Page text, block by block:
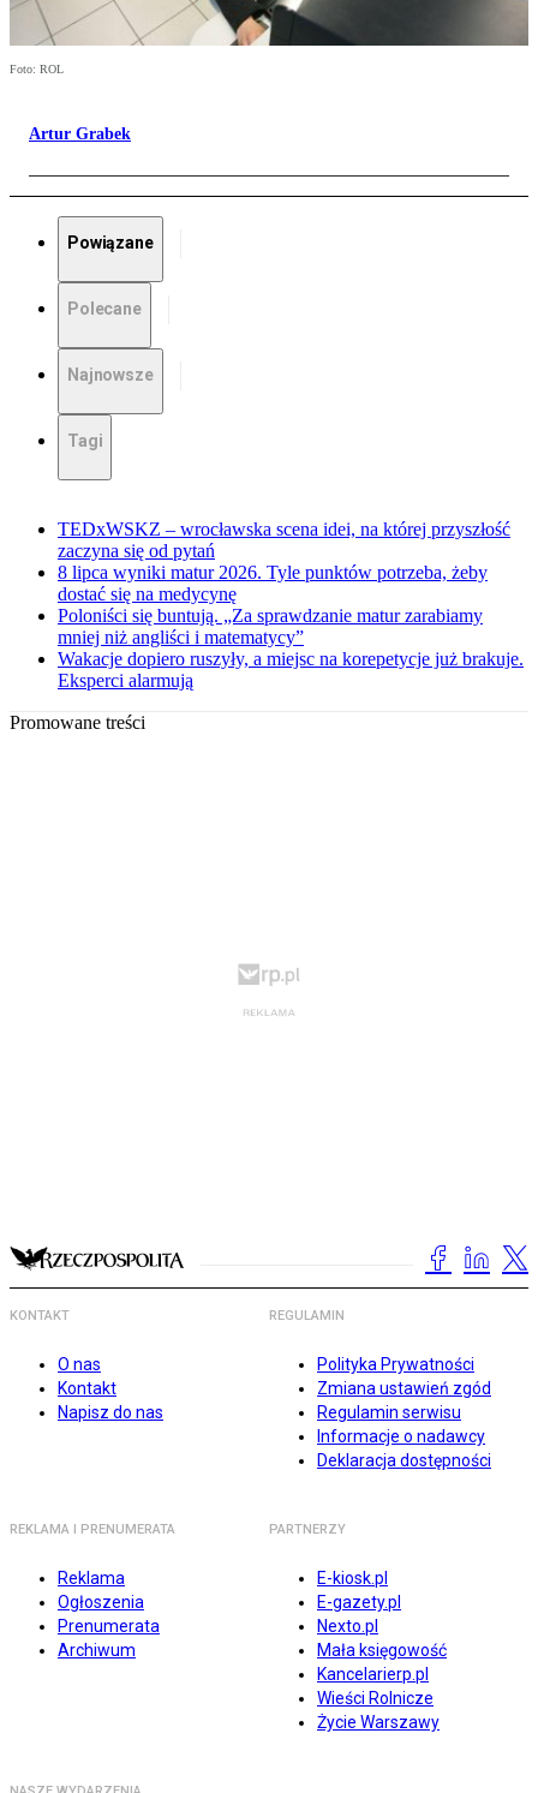
Foto: ROL
Artur Grabek
Powiązane
Polecane
Najnowsze
Tagi
TEDxWSKZ – wrocławska scena idei, na której przyszłość
zaczyna się od pytań
8 lipca wyniki matur 2026. Tyle punktów potrzeba, żeby
dostać się na medycynę
Poloniści się buntują. „Za sprawdzanie matur zarabiamy
mniej niż angliści i matematycy”
Wakacje dopiero ruszyły, a miejsc na korepetycje już brakuje.
Eksperci alarmują
Promowane treści
KONTAKT
O nas
Kontakt
Napisz do nas
REGULAMIN
Polityka Prywatności
Zmiana ustawień zgód
Regulamin serwisu
Informacje o nadawcy
Deklaracja dostępności
REKLAMA I PRENUMERATA
Reklama
Ogłoszenia
Prenumerata
Archiwum
PARTNERZY
E-kiosk.pl
E-gazety.pl
Nexto.pl
Mała księgowość
Kancelarierp.pl
Wieści Rolnicze
Życie Warszawy